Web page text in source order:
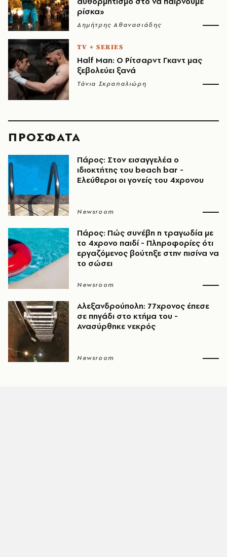
ρίσκα»
Δημήτρης Αθανασιάδης
TV + SERIES
Half Man: Ο Ρίτσαρντ Γκαντ μας
ξεβολεύει ξανά
Τάνια Σκραπαλιώρη
ΠΡΟΣΦΑΤΑ
Πάρος: Στον εισαγγελέα ο
ιδιοκτήτης του beach bar -
Ελεύθεροι οι γονείς του 4χρονου
Newsroom
Πάρος: Πώς συνέβη η τραγωδία με
το 4χρονο παιδί - Πληροφορίες ότι
εργαζόμενος βούτηξε στην πισίνα να
το σώσει
Newsroom
Αλεξανδρούπολη: 77χρονος έπεσε
σε πηγάδι στο κτήμα του -
Ανασύρθηκε νεκρός
Newsroom